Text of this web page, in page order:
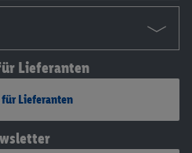
Lieferanten
Lieferanten